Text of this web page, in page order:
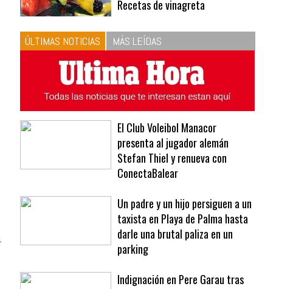
respeta las proporciones.
Recetas de vinagreta
ÚLTIMAS NOTICIAS MÁS LEÍDAS
El Club Voleibol Manacor
Stefan Thiel y renueva con
ConectaBalear
Un padre y un hijo persiguen a un
darle una brutal paliza en un